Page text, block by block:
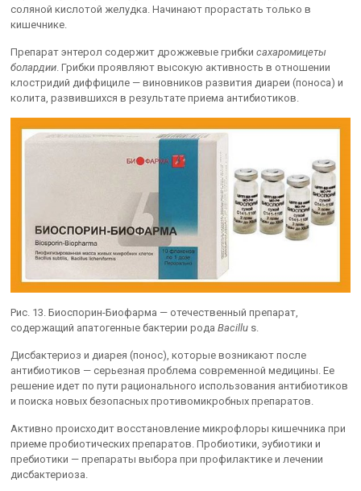
соляной кислотой желудка. Начинают прорастать только в
кишечнике.
Препарат энтерол содержит дрожжевые грибкисахаромицеты
болардии . Грибки проявляют высокую активность в отношении
клостридий диффициле — виновников развития диареи (поноса) и
колита, развившихся в результате приема антибиотиков.
Рис. 13. Биоспорин-Биофарма — отечественный препарат,
содержащий апатогенные бактерии родаBacillu s.
Дисбактериоз и диарея (понос), которые возникают после
антибиотиков — серьезная проблема современной медицины. Ее
решение идет по пути рационального использования антибиотиков
и поиска новых безопасных противомикробных препаратов.
Активно происходит восстановление микрофлоры кишечника при
приеме пробиотических препаратов. Пробиотики, эубиотики и
пребиотики — препараты выбора при профилактике и лечении
дисбактериоза.